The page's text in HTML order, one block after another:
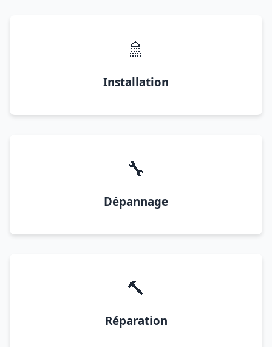
🚿
Installation
🔧
Dépannage
🔨
Réparation